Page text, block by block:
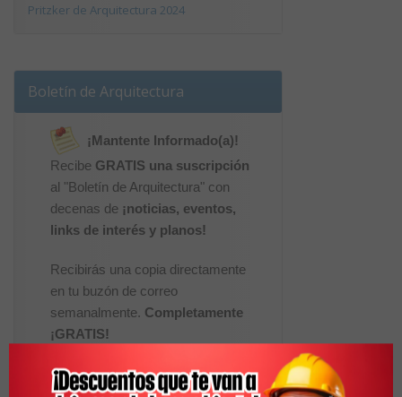
Pritzker de Arquitectura 2024
Boletín de Arquitectura
¡Mantente Informado(a)!
Recibe GRATIS una suscripción
al "Boletín de Arquitectura" con
decenas de ¡noticias, eventos,
links de interés y planos!
Recibirás una copia directamente
en tu buzón de correo
semanalmente. Completamente
¡GRATIS!
Nombre: